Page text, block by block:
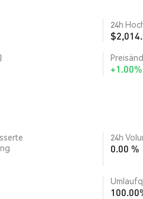
24h
+1.00%
24h
0.00 %